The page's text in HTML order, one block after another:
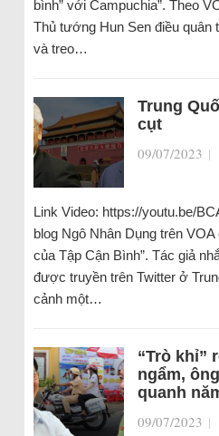
bình” với Campuchia”. Theo
Thủ tướng Hun Sen điều quân
và treo…
Trung
cụt
09/07/2023 |
Link Video: https://youtu.be/
blog Ngô Nhân Dụng trên
của Tập Cận Bình”. Tác giả
được truyền trên Twitter ở
cảnh một…
“Trò khỉ”
ngẩm,
quanh
09/07/2023 |